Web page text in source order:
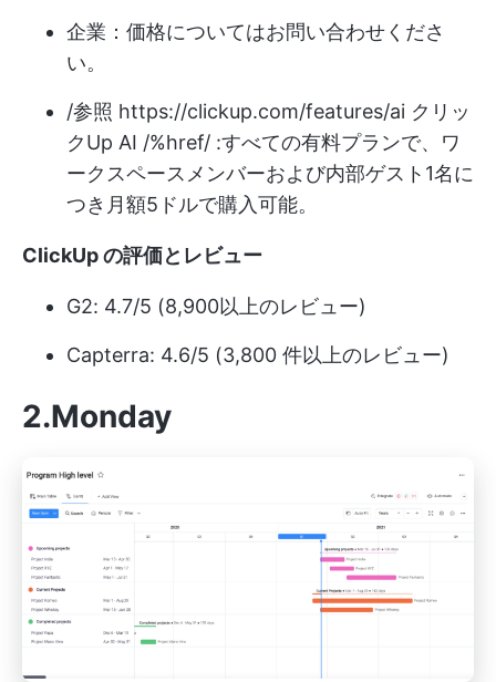
企業：価格についてはお問い合わせくださ
い。
/参照 https://clickup.com/features/ai クリッ
クUp AI /%href/ :すべての有料プランで、ワ
ークスペースメンバーおよび内部ゲスト1名に
つき月額5ドルで購入可能。
ClickUp の評価とレビュー
G2: 4.7/5 (8,900以上のレビュー)
Capterra: 4.6/5 (3,800 件以上のレビュー)
2.Monday